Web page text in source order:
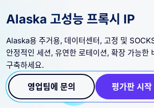
Alaska 고성능 프록시 IP
Alaska용 주거용, 데이터센터, 고정 및
안정적인 세션, 유연한 로테이션, 확장 가능한
구축하세요.
영업팀에 문의 평가판 시작